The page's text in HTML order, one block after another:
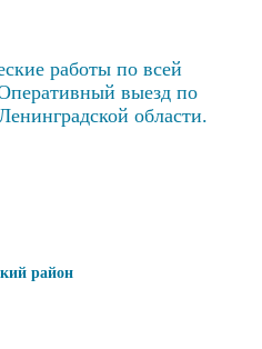
работы по всей
выезд по
области.
район